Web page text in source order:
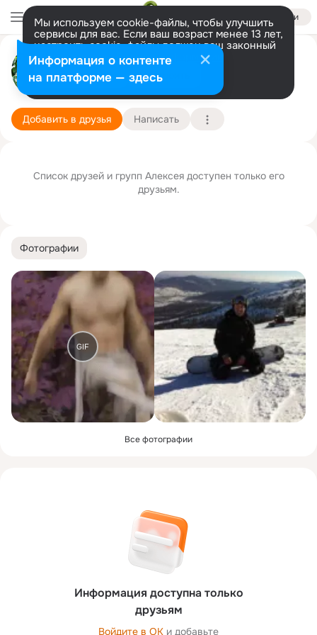
Войти
Мы используем cookie-файлы, чтобы улучшить
сервисы для вас. Если ваш возраст менее 13 лет,
настроить cookie-файлы должен ваш законный
представитель. Больше информации
Разрешить все Настроить
Алексей Баранов
Новосибирск Подробнее
Добавить в друзья Написать
Фотографии
GIF
Все фотографии
Информация доступна только
друзьям
Войдите в ОК и добавьте
Список друзей и групп Алексея доступен только его
друзьям.
Информация о контенте
на платформе — здесь